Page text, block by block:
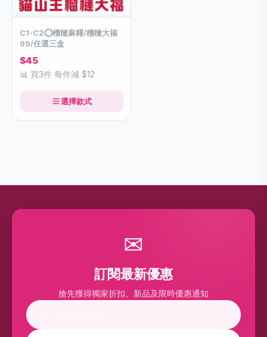
C1-C2⭕️榴槤麻糬/榴槤大福
99/任選三盒
$45
📊 買3件 每件減 $12
選擇款式
✉
訂閱最新優惠
搶先獲得獨家折扣、新品及限時優惠通知